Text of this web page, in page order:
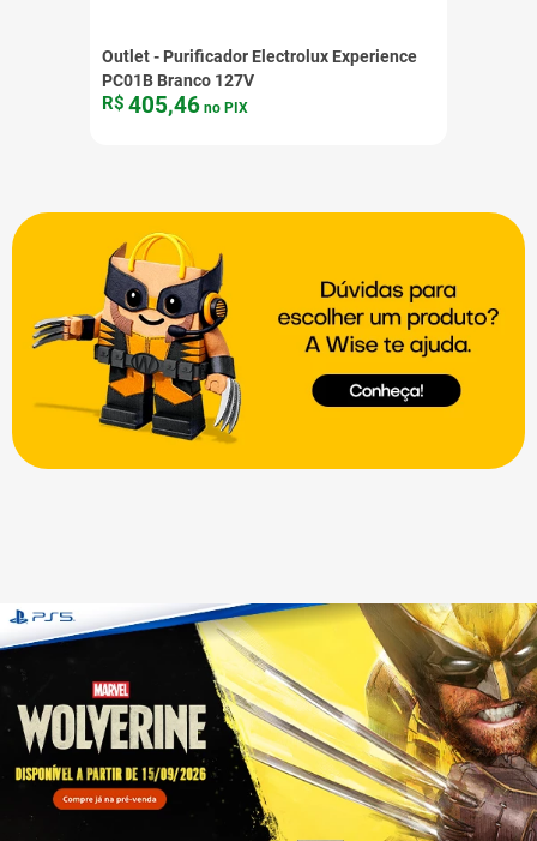
Outlet - Purificador Electrolux Experience
PC01B Branco 127V
R$ 405,46no PIX